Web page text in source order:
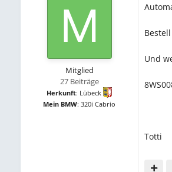
Mitglied
27 Beiträge
Herkunft: Lübeck
Mein BMW: 320i Cabrio
Und
Totti